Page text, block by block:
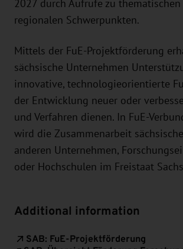
2027 durch Aufrufe zu
regionalen Schwerpunkten.
Mittels der FuE-Projektförderung
sächsische Unternehmen
innovative, technologieorientierte
der Entwicklung neuer oder
und Verfahren dienen. In FuE-
wird die Zusammenarbeit
anderen Unternehmen,
oder Hochschulen im Freistaat
Additional information
SAB: FuE-Projektförderung